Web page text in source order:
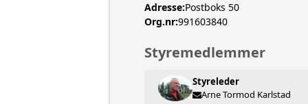
Adresse:Postboks 50
Org.nr:991603840
Styremedlemmer
Styreleder
Arne Tormod Karlstad